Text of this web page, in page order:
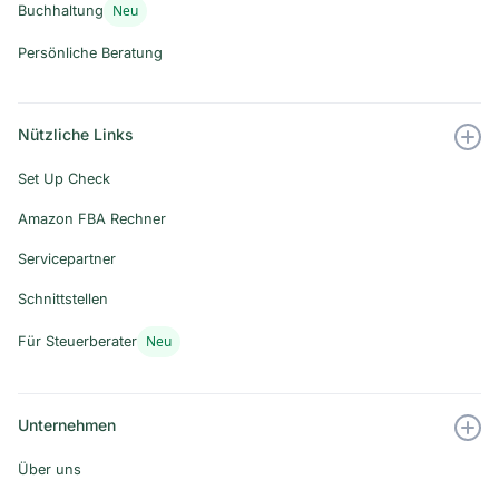
Buchhaltung Neu
Persönliche Beratung
Nützliche Links
Set Up Check
Amazon FBA Rechner
Servicepartner
Schnittstellen
Für Steuerberater Neu
Unternehmen
Über uns